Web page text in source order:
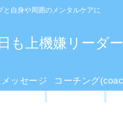
と自身や周囲のメンタルケアに
も上機嫌リーダー
メッセージ